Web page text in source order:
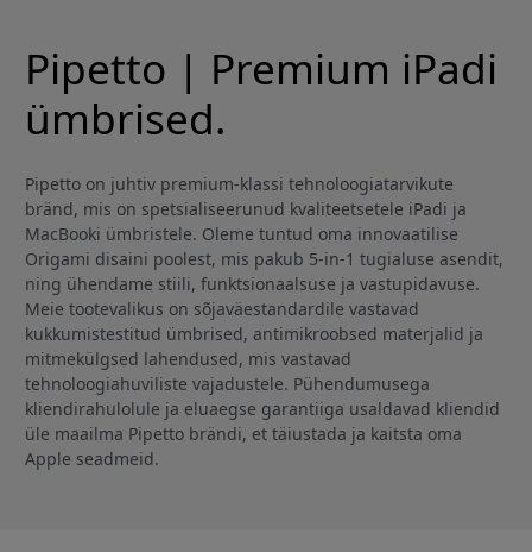
Pipetto | Premium iPadi
ümbrised.
Pipetto on juhtiv premium-klassi tehnoloogiatarvikute
bränd, mis on spetsialiseerunud kvaliteetsetele iPadi ja
MacBooki ümbristele. Oleme tuntud oma innovaatilise
Origami disaini poolest, mis pakub 5-in-1 tugialuse asendit,
ning ühendame stiili, funktsionaalsuse ja vastupidavuse.
Meie tootevalikus on sõjaväestandardile vastavad
kukkumistestitud ümbrised, antimikroobsed materjalid ja
mitmekülgsed lahendused, mis vastavad
tehnoloogiahuviliste vajadustele. Pühendumusega
kliendirahulolule ja eluaegse garantiiga usaldavad kliendid
üle maailma Pipetto brändi, et täiustada ja kaitsta oma
Apple seadmeid.